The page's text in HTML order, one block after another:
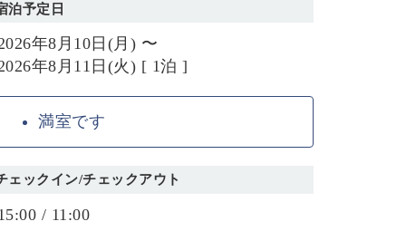
泊予定日
年8月10日(月) 〜
年8月11日(火) [ 1泊 ]
満室です
ェックイン/チェックアウト
/ 11:00